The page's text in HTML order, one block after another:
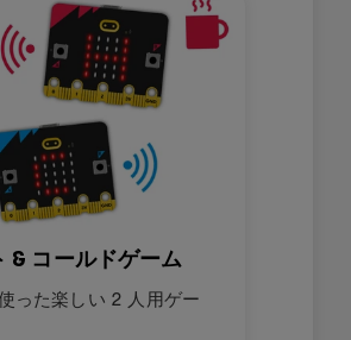
& コールドゲーム
った楽しい 2 人用ゲー